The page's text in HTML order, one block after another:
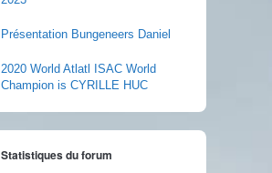
Présentation Bungeneers Daniel
2020 World Atlatl ISAC World
Champion is CYRILLE HUC
Statistiques du forum